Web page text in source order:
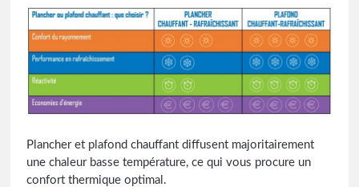
Plancher et plafond chauffant diffusent majoritairement
une chaleur basse température, ce qui vous procure un
confort thermique optimal.